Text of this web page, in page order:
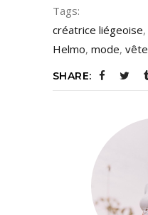
Tags:
créatrice liégeoise,
Helmo, mode,
SHARE: